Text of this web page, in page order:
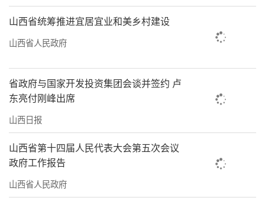
山西省统筹推进宜居宜业和美乡村建设
山西省人民政府
省政府与国家开发投资集团会谈并签约 卢
东亮付刚峰出席
山西日报
山西省第十四届人民代表大会第五次会议
政府工作报告
山西省人民政府